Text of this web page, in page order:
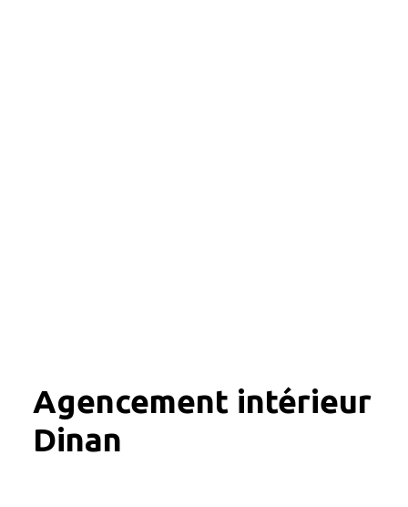
Agencement intérieur
Dinan